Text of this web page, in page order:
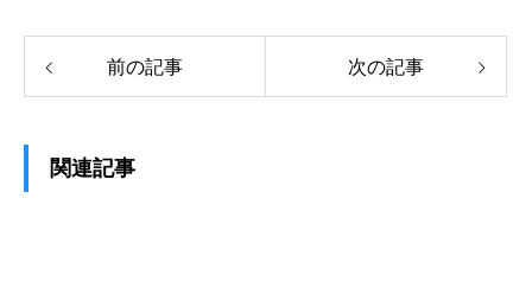
前の記事 次の記事
関連記事